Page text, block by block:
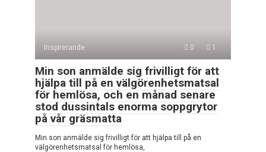
Inspirerande 0 1
Min son anmälde sig frivilligt för att
hjälpa till på en välgörenhetsmatsal
för hemlösa, och en månad senare
stod dussintals enorma soppgrytor
på vår gräsmatta
Min son anmälde sig frivilligt för att hjälpa till på en
välgörenhetsmatsal för hemlösa,